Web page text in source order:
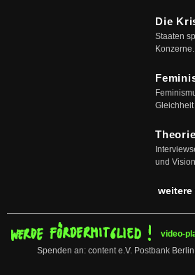
Die
Staaten
Gleichheit
Theorie
und
weitere
video-
Spenden an: content e.V. Postbank